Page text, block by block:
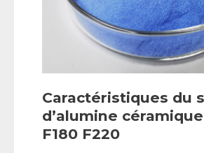
Caractéristiques du
d’alumine céramique
F180 F220